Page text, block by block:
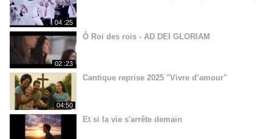
04 :25
02 :23
Ô Roi des rois - AD DEI GLORIAM
04:50
Cantique reprise 2025 "Vivre d’amour"
Et si la vie s'arrête demain